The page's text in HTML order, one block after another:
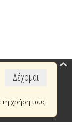
Δέχομαι
χρήση τους.